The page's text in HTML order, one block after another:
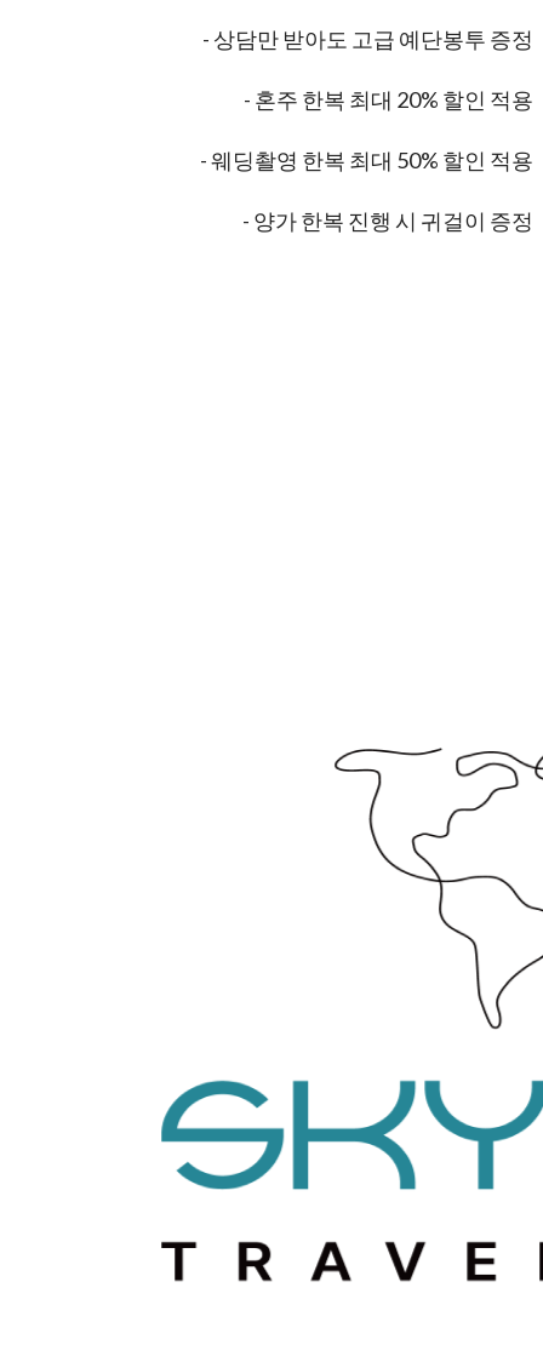
- 상담만 받아도 고급 예단봉투 증정
- 혼주 한복 최대 20% 할인 적용
- 웨딩촬영 한복 최대 50% 할인 적용
- 양가 한복 진행 시 귀걸이 증정